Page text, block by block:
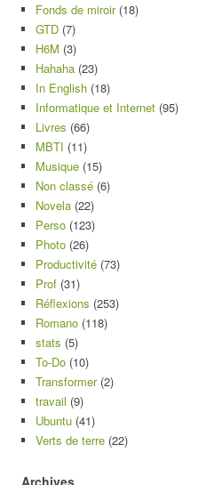
Fonds de miroir(18)
GTD (7)
H6M (3)
Hahaha (23)
In English (18)
Informatique et Internet (95)
Livres (66)
MBTI (11)
Musique (15)
Non classé (6)
Novela (22)
Perso (123)
Photo (26)
Productivité (73)
Prof (31)
Réflexions (253)
Romano (118)
stats (5)
To-Do (10)
Transformer(2)
travail (9)
Ubuntu (41)
Verts de terre (22)
Archives